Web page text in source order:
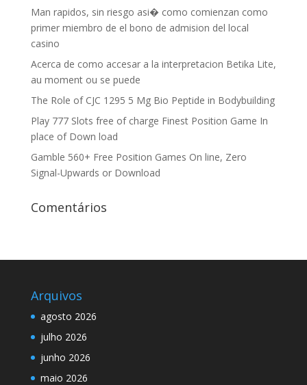
Man rapidos, sin riesgo asi� como comienzan como
primer miembro de el bono de admision del local
casino
Acerca de como accesar a la interpretacion Betika Lite,
au moment ou se puede
The Role of CJC 1295 5 Mg Bio Peptide in Bodybuilding
Play 777 Slots free of charge Finest Position Game In
place of Down load
Gamble 560+ Free Position Games On line, Zero
Signal-Upwards or Download
Comentários
Arquivos
agosto 2026
julho 2026
junho 2026
maio 2026